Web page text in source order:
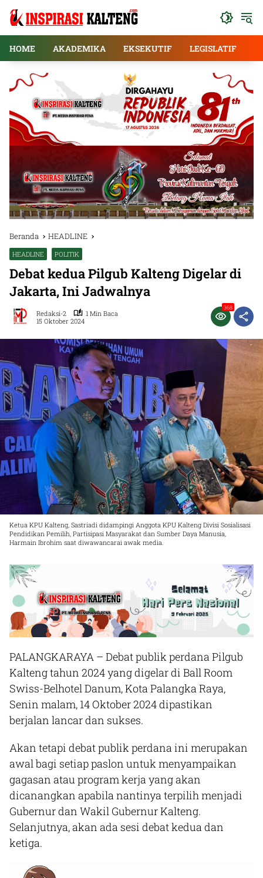
HOME
AKADEMIKA EKSEKUTIF LEGISLATIF
Beranda HEADLINE
HEADLINE POLITIK
Debat kedua Pilgub Kalteng Digelar di
Jakarta, Ini Jadwalnya
Redaksi-2
1 Min Baca
15 Oktober 2024
368
Ketua KPU Kalteng, Sastriadi didampingi Anggota KPU Kalteng Divisi Sosialisasi
Pendidikan Pemilih, Partisipasi Masyarakat dan Sumber Daya Manusia,
Harmain Ibrohim saat diwawancarai awak media.
PALANGKARAYA – Debat publik perdana Pilgub
Kalteng tahun 2024 yang digelar di Ball Room
Swiss-Belhotel Danum, Kota Palangka Raya,
Senin malam, 14 Oktober 2024 dipastikan
berjalan lancar dan sukses.
Akan tetapi debat publik perdana ini merupakan
awal bagi setiap paslon untuk menyampaikan
gagasan atau program kerja yang akan
dicanangkan apabila nantinya terpilih menjadi
Gubernur dan Wakil Gubernur Kalteng.
Selanjutnya, akan ada sesi debat kedua dan
ketiga.